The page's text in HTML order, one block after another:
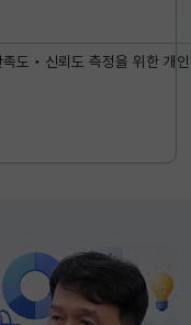
족도‧신뢰도 측정을 위한 개